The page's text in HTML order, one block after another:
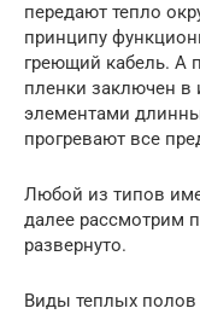
передают тепло
принципу
греющий кабель. А
пленки заключен в
элементами
прогревают все
Любой из типов
далее рассмотрим
развернуто.
Виды теплых полов